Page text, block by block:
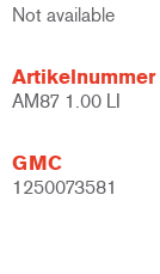
Not available
Artikelnummer
AM87 1.00 LI
GMC
1250073581